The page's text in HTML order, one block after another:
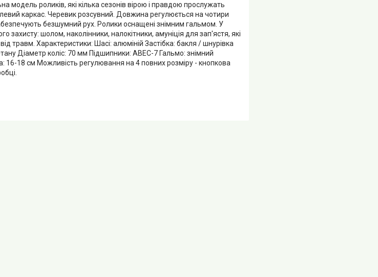
модель роликів, які кілька сезонів вірою і правдою прослужать
каркас. Черевик розсувний. Довжина регулюється на чотири
безшумний рух. Ролики оснащені знімним гальмом. У
захисту: шолом, наколінники, налокітники, амуніція для зап'ястя, які
травм. Характеристики: Шасі: алюміній Застібка: бакля / шнурівка
Діаметр коліс: 70 мм Підшипники: ABEC-7 Гальмо: знімний
16-18 см Можливість регулювання на 4 повних розміру - кнопкова